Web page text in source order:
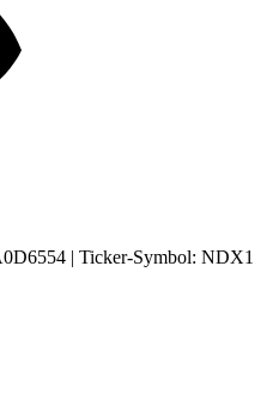
| Ticker-Symbol: NDX1